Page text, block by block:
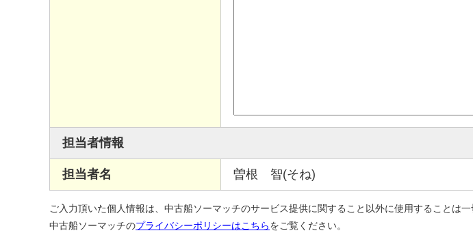
担当者情報
担当者名 曽根 智(そね)
ご入力頂いた個人情報は、中古船ソーマッチのサービス提供に関すること以外に使用することは一
中古船ソーマッチのプライバシーポリシーはこちらをご覧ください。